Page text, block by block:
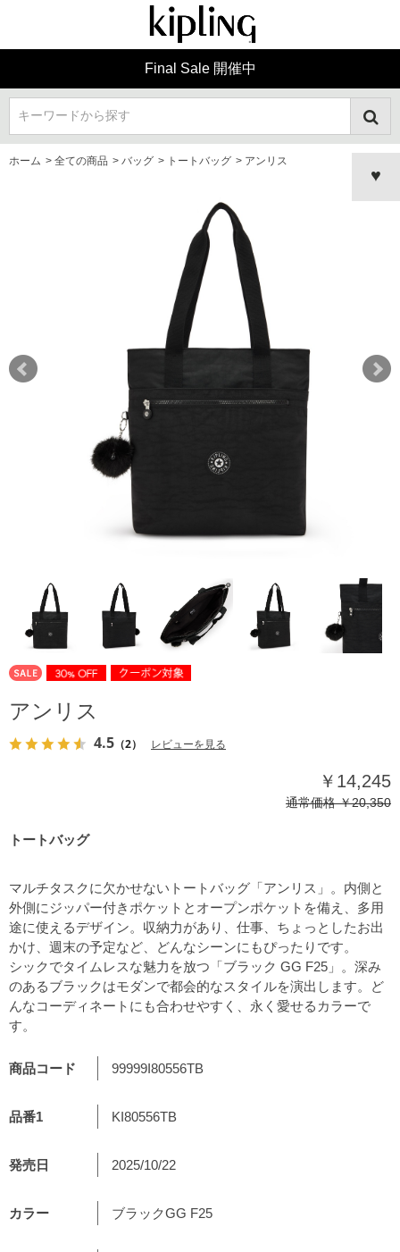
Final Sale 開催中
キーワードから探す
ホーム > 全ての商品 > バッグ > トートバッグ > アンリス
アンリス
4.5 （2） レビューを見る
トートバッグ
￥14,245
通常価格￥20,350
商品コード 99999I80556TB
品番1 KI80556TB
発売日 2025/10/22
カラー ブラックGG F25
マルチタスクに欠かせないトートバッグ「アンリス」。内側と
外側にジッパー付きポケットとオープンポケットを備え、多用
途に使えるデザイン。収納力があり、仕事、ちょっとしたお出
かけ、週末の予定など、どんなシーンにもぴったりです。
シックでタイムレスな魅力を放つ「ブラック GG F25」。深み
のあるブラックはモダンで都会的なスタイルを演出します。ど
んなコーディネートにも合わせやすく、永く愛せるカラーで
す。